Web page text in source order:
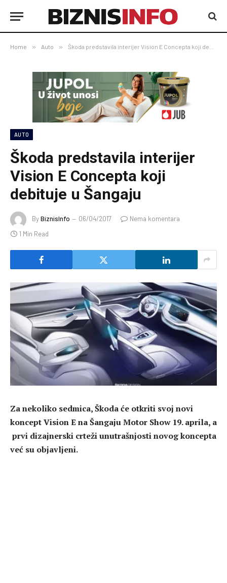
Home » Auto » Škoda predstavila interijer Vision E Concepta koji debituje u Šangaju
AUTO
Škoda predstavila interijer
Vision E Concepta koji
debituje u Šangaju
ByBiznisInfo 06/04/2017
Nema komentara
1 Min Read
Za nekoliko sedmica, Škoda će otkriti svoj novi
koncept Vision E na Šangaju Motor Show 19. aprila, a
prvi dizajnerski crteži unutrašnjosti novog koncepta
već su objavljeni.